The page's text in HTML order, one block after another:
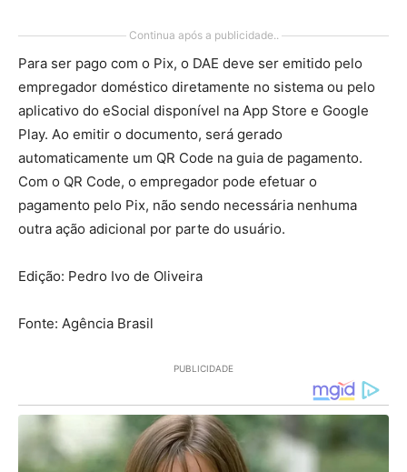
Continua após a publicidade..
Para ser pago com o Pix, o DAE deve ser emitido pelo
empregador doméstico diretamente no sistema ou pelo
aplicativo do eSocial disponível na App Store e Google
Play. Ao emitir o documento, será gerado
automaticamente um QR Code na guia de pagamento.
Com o QR Code, o empregador pode efetuar o
pagamento pelo Pix, não sendo necessária nenhuma
outra ação adicional por parte do usuário.
Edição: Pedro Ivo de Oliveira
Fonte: Agência Brasil
PUBLICIDADE